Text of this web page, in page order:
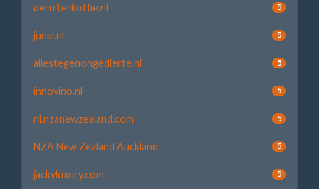
deruiterkoffie.nl 5
junai.nl 5
allestegenongedierte.nl 5
innovino.nl 5
nl.nzanewzealand.com 5
NZA New Zealand Auckland 5
jackyluxury.com 5